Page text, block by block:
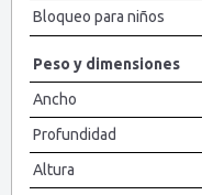
Bloqueo para niños
Peso y dimensiones
Ancho
Profundidad
Altura